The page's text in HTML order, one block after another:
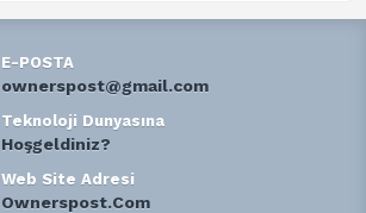
E-POSTA
ownerspost@gmail.com
Teknoloji Dunyasına
Hoşgeldiniz?
Web Site Adresi
Ownerspost.Com